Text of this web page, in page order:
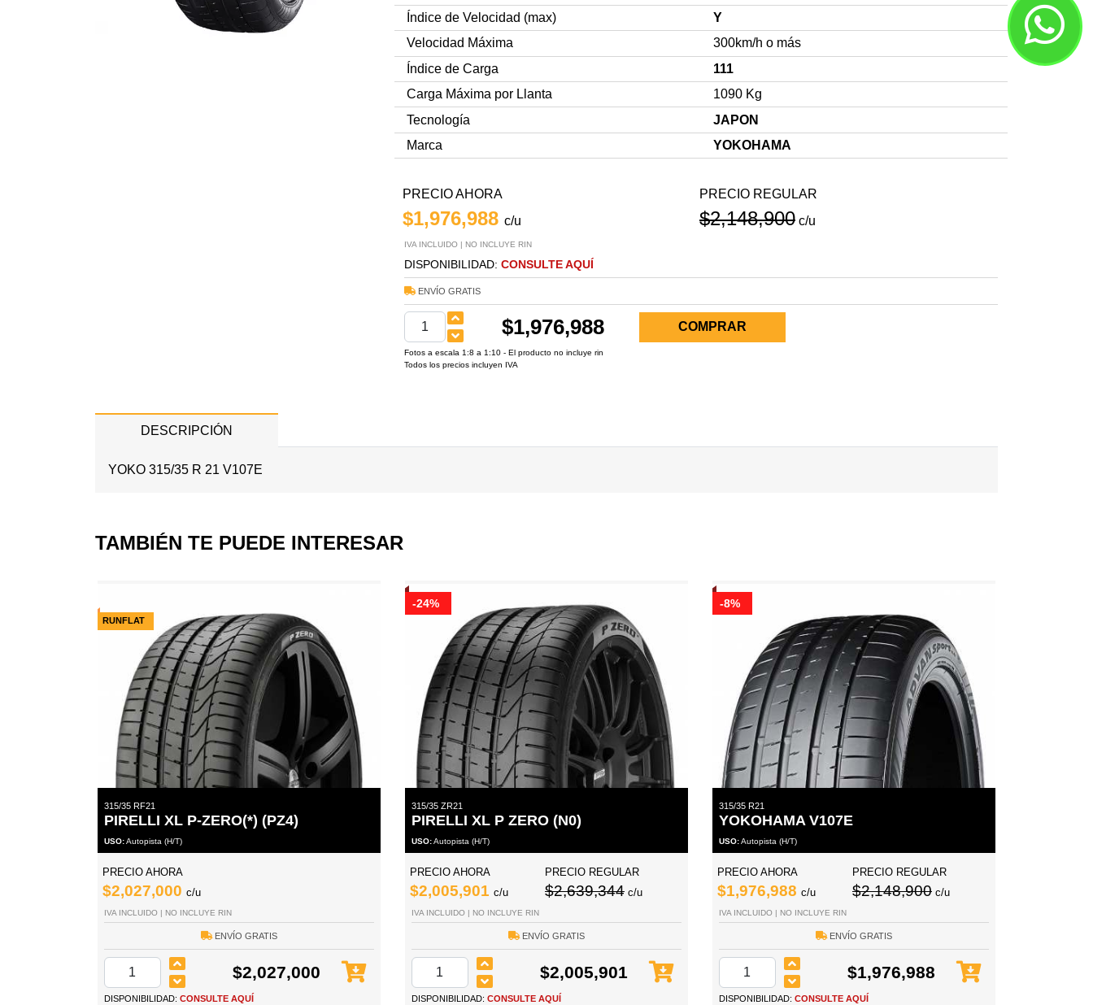
Índice de Velocidad (max)
Y
Velocidad Máxima
300km/h o más
Índice de Carga
111
Carga Máxima por Llanta
1090 Kg
Tecnología
JAPON
Marca
YOKOHAMA
PRECIO AHORA
$1,976,988 c/u
PRECIO REGULAR
$2,148,900 c/u
IVA INCLUIDO | NO INCLUYE RIN
DISPONIBILIDAD: CONSULTE AQUÍ
ENVÍO GRATIS
$1,976,988 COMPRAR
Fotos a escala 1:8 a 1:10 - El producto no incluye rin
Todos los precios incluyen IVA
DESCRIPCIÓN
YOKO 315/35 R 21 V107E
TAMBIÉN TE PUEDE INTERESAR
RUNFLAT
315/35 RF21
PIRELLI XL P-ZERO(*) (PZ4)
USO:Autopista (H/T)
PRECIO AHORA
$2,027,000 c/u
IVA INCLUIDO | NO INCLUYE RIN
ENVÍO GRATIS
$2,027,000
DISPONIBILIDAD: CONSULTE AQUÍ
-24%
315/35 ZR21
PIRELLI XL P ZERO (N0)
USO:Autopista (H/T)
PRECIO AHORA
$2,005,901 c/u
PRECIO REGULAR
$2,639,344 c/u
IVA INCLUIDO | NO INCLUYE RIN
ENVÍO GRATIS
$2,005,901
DISPONIBILIDAD: CONSULTE AQUÍ
-8%
315/35 R21
YOKOHAMA V107E
USO:Autopista (H/T)
PRECIO AHORA
$1,976,988 c/u
PRECIO REGULAR
$2,148,900 c/u
IVA INCLUIDO | NO INCLUYE RIN
ENVÍO GRATIS
$1,976,988
DISPONIBILIDAD: CONSULTE AQUÍ